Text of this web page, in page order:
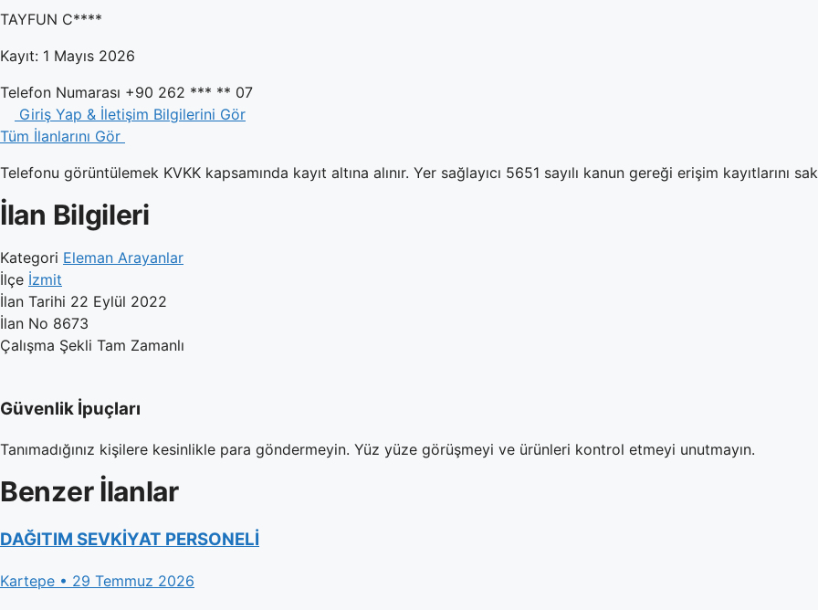
TAYFUN C****
Kayıt: 1 Mayıs 2026
Telefon Numarası +90 262 *** ** 07
Giriş Yap & İletişim Bilgilerini Gör
Tüm İlanlarını Gör
Telefonu görüntülemek KVKK kapsamında kayıt altına alınır. Yer sağlayıcı 5651 sayılı kanun gereği erişim kayıtlarını
İlan Bilgileri
Kategori Eleman Arayanlar
İlçe İzmit
İlan Tarihi 22 Eylül 2022
İlan No 8673
Çalışma Şekli Tam Zamanlı
Güvenlik İpuçları
Tanımadığınız kişilere kesinlikle para göndermeyin. Yüz yüze görüşmeyi ve ürünleri kontrol etmeyi unutmayın.
Benzer İlanlar
DAĞITIM SEVKİYAT PERSONELİ
Kartepe • 29 Temmuz 2026